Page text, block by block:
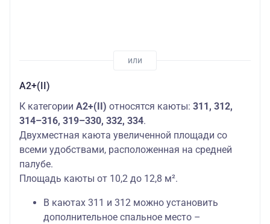
А2+(II)
К категории А2+(II) относятся каюты: 311, 312,
314–316, 319–330, 332, 334.
Двухместная каюта увеличенной площади со
всеми удобствами, расположенная на средней
палубе.
Площадь каюты от 10,2 до 12,8 м².
В каютах 311 и 312 можно установить
дополнительное спальное место –